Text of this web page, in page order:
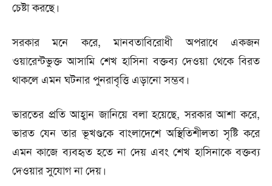
চেষ্টা করছে।
সরকার মনে করে, মানবতাবিরোধী অপরাধে একজন
ওয়ারেন্টভুক্ত আসামি শেখ হাসিনা বক্তব্য দেওয়া থেকে বিরত
থাকলে এমন ঘটনার পুনরাবৃত্তি এড়ানো সম্ভব।
ভারতের প্রতি আহ্বান জানিয়ে বলা হয়েছে, সরকার আশা করে,
ভারত যেন তার ভূখণ্ডকে বাংলাদেশে অস্থিতিশীলতা সৃষ্টি করে
এমন কাজে ব্যবহৃত হতে না দেয় এবং শেখ হাসিনাকে বক্তব্য
দেওয়ার সুযোগ না দেয়।